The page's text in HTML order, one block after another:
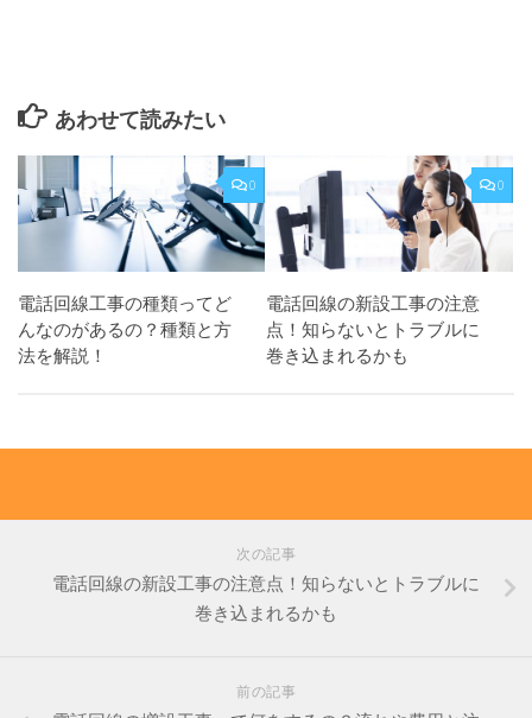
あわせて読みたい
0
電話回線工事の種類ってど
んなのがあるの？種類と方
法を解説！
0
電話回線の新設工事の注意
点！知らないとトラブルに
巻き込まれるかも
次の記事
電話回線の新設工事の注意点！知らないとトラブルに
巻き込まれるかも
前の記事